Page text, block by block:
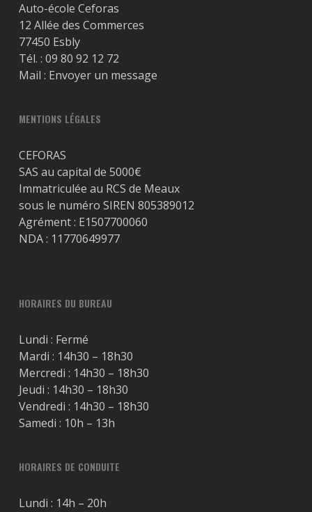
Auto-école Ceforas
12 Allée des Commerces
77450 Esbly
Tél. : 09 80 92 12 72
Mail : Envoyer un message
MENTIONS LÉGALES
CEFORAS
SAS au capital de 5000€
Immatriculée au RCS de Meaux
sous le numéro SIREN 805389012
Agrément : E1507700060
NDA : 11770649977
HORAIRES DU BUREAU
Lundi : Fermé
Mardi : 14h30 – 18h30
Mercredi : 14h30 – 18h30
Jeudi : 14h30 – 18h30
Vendredi : 14h30 – 18h30
Samedi : 10h – 13h
HORAIRES DE CONDUITE
Lundi : 14h – 20h